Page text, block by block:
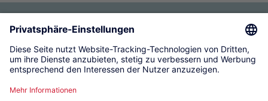
KWC Group Management AG